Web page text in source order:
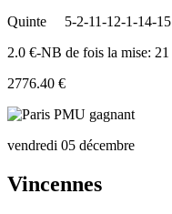
Quinte
5-2-11-12-1-14-15
2.0 €-NB de fois la mise: 21
2776.40 €
vendredi 05 décembre
Vincennes